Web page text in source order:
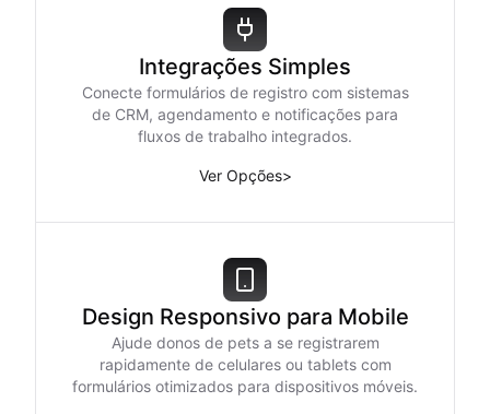
Integrações Simples
Conecte formulários de registro com sistemas
de CRM, agendamento e notificações para
fluxos de trabalho integrados.
Ver Opções>
Design Responsivo para Mobile
Ajude donos de pets a se registrarem
rapidamente de celulares ou tablets com
formulários otimizados para dispositivos móveis.